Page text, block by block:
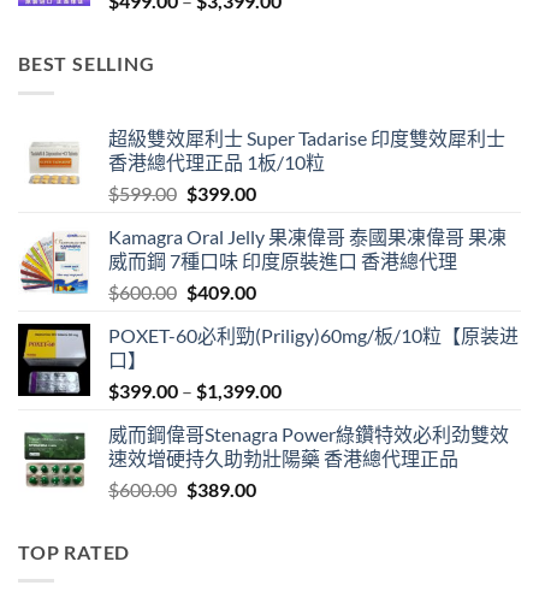
BEST SELLING
超級雙效犀利士 Super Tadarise 印度雙效犀利士
香港總代理正品 1板/10粒
$599.00 Original
was:
$599.00.
$399.00Current
is:
$399.00.
Kamagra Oral Jelly 果凍偉哥 泰國果凍偉哥 果凍
威而鋼 7種口味 印度原裝進口 香港總代理
$600.00 Original
was:
$409.00Current
is:
POXET-60必利勁(Priligy)60mg/板/10粒【原装进
口】
$399.00 – $1,399.00Price
$399.00
through
威而鋼偉哥Stenagra Power綠鑽特效必利劲雙效
速效增硬持久助勃壯陽藥 香港總代理正品
$600.00 Original
$389.00Current
TOP RATED